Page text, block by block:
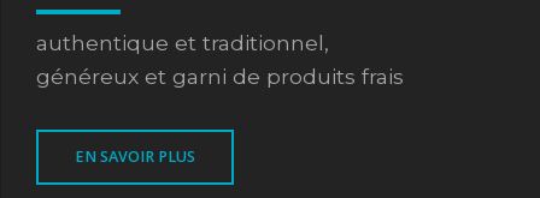
authentique et traditionnel,
généreux et garni de produits frais
EN SAVOIR PLUS